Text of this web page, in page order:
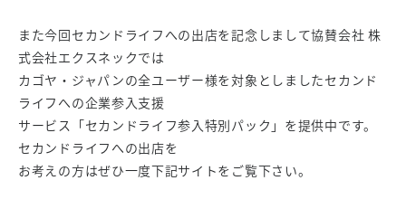
また今回セカンドライフへの出店を記念しまして協賛会社 株
式会社エクスネックでは
カゴヤ・ジャパンの全ユーザー様を対象としましたセカンド
ライフへの企業参入支援
サービス「セカンドライフ参入特別パック」を提供中です。
セカンドライフへの出店を
お考えの方はぜひ一度下記サイトをご覧下さい。